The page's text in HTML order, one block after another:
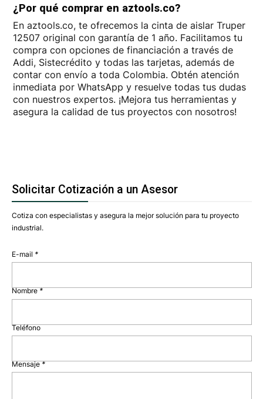
¿Por qué comprar en aztools.co?
En aztools.co, te ofrecemos la cinta de aislar Truper
12507 original con garantía de 1 año. Facilitamos tu
compra con opciones de financiación a través de
Addi, Sistecrédito y todas las tarjetas, además de
contar con envío a toda Colombia. Obtén atención
inmediata por WhatsApp y resuelve todas tus dudas
con nuestros expertos. ¡Mejora tus herramientas y
asegura la calidad de tus proyectos con nosotros!
Solicitar Cotización a un Asesor
Cotiza con especialistas y asegura la mejor solución para tu proyecto
industrial.
E-mail *
Nombre *
Teléfono
Mensaje*